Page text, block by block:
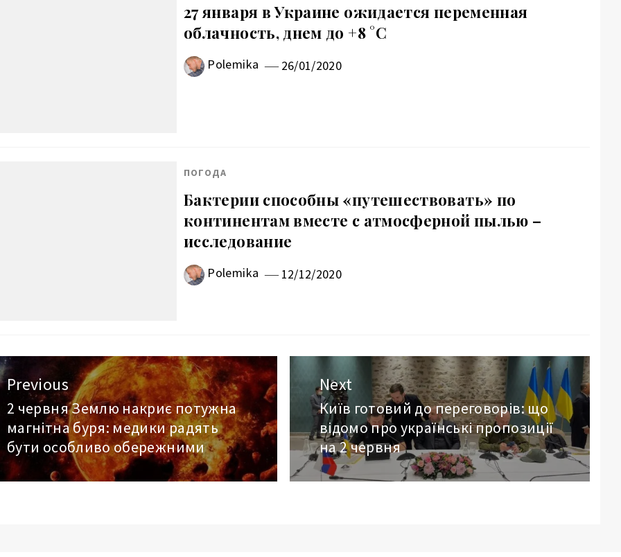
27 января в Украине ожидается переменная
облачность, днем до +8 °С
Polemika 26/01/2020
ПОГОДА
Бактерии способны «путешествовать» по
континентам вместе с атмосферной пылью –
исследование
Polemika 12/12/2020
Previous
Previous
post:
2 червня Землю накриє потужна
магнітна буря: медики радять
бути особливо обережними
Next
Next
post:
Київ готовий до переговорів: що
відомо про українські пропозиції
на 2 червня